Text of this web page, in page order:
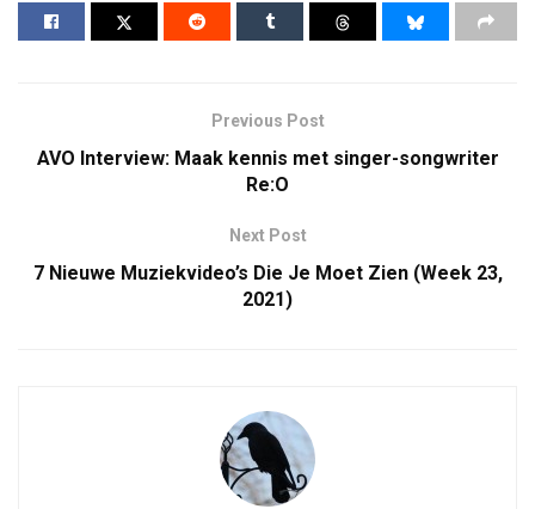
Previous Post
AVO Interview: Maak kennis met singer-songwriter
Re:O
Next Post
7 Nieuwe Muziekvideo’s Die Je Moet Zien (Week 23,
2021)